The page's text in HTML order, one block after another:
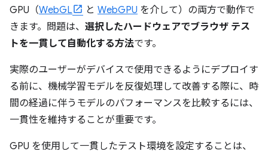
GPU（WebGL と WebGPU を介して）の両方で動作で
きます。問題は、 選択したハードウェアでブラウザ テス
トを一貫して自動化する方法です。
実際のユーザーがデバイスで使用できるようにデプロイす
る前に、機械学習モデルを反復処理して改善する際に、時
間の経過に伴うモデルのパフォーマンスを比較するには、
一貫性を維持することが重要です。
GPU を使用して一貫したテスト環境を設定することは、